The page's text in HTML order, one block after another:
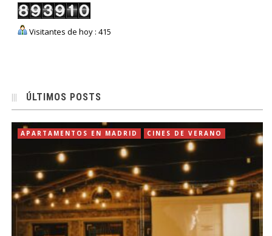
Visitantes de hoy : 415
ÚLTIMOS POSTS
APARTAMENTOS EN MADRID CINES DE VERANO